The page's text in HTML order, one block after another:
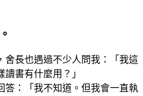
長也遇過不少人問我：「我這
書有什麼用？」
：「我不知道。但我會一直執